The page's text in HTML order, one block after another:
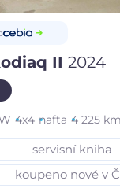
II 2024
4x4 nafta 4 225 km
servisní kniha
koupeno nové v